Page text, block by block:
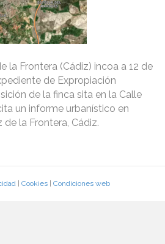
la Frontera (Cádiz) incoa a 12 de
de Expropiación
de la finca sita en la Calle
un informe urbanístico en
la Frontera, Cádiz.
| Cookies| Condiciones web